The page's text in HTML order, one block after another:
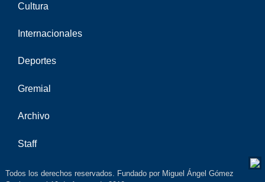
Cultura
Internacionales
Deportes
Gremial
Archivo
Staff
Todos los derechos reservados. Fundado por Miguel Ángel Gómez